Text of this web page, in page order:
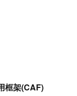
框架(CAF)